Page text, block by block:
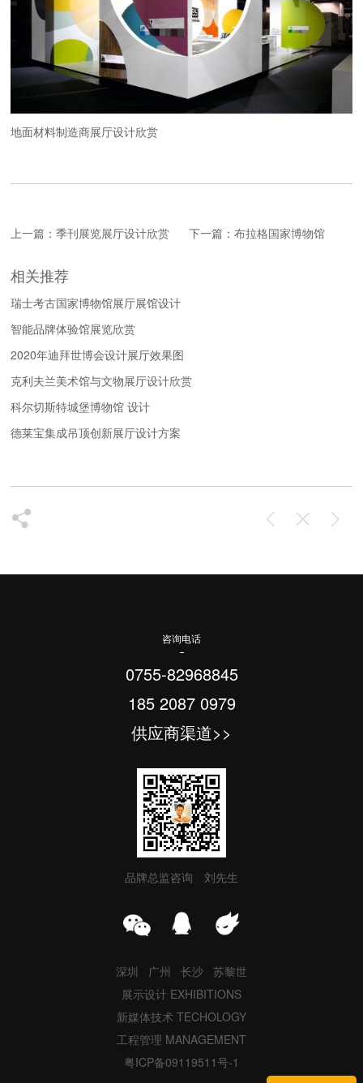
地面材料制造商展厅设计欣赏
上一篇：季刊展览展厅设计欣赏 下一篇：布拉格国家博物馆
相关推荐
瑞士考古国家博物馆展厅展馆设计
智能品牌体验馆展览欣赏
2020年迪拜世博会设计展厅效果图
克利夫兰美术馆与文物展厅设计欣赏
科尔切斯特城堡博物馆 设计
德莱宝集成吊顶创新展厅设计方案
咨询电话
0755-82968845
185 2087 0979
供应商渠道>>
品牌总监咨询 刘先生
深圳 广州 长沙 苏黎世
展示设计 EXHIBITIONS
新媒体技术 TECHOLOGY
工程管理 MANAGEMENT
粤ICP备09119511号-1